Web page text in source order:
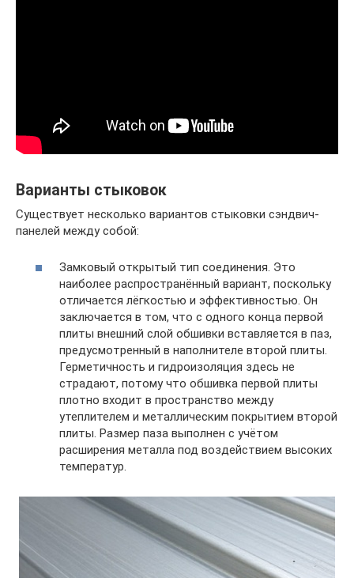
Варианты стыковок
Существует несколько вариантов стыковки сэндвич-
панелей между собой:
Замковый открытый тип соединения. Это
наиболее распространённый вариант, поскольку
отличается лёгкостью и эффективностью. Он
заключается в том, что с одного конца первой
плиты внешний слой обшивки вставляется в паз,
предусмотренный в наполнителе второй плиты.
Герметичность и гидроизоляция здесь не
страдают, потому что обшивка первой плиты
плотно входит в пространство между
утеплителем и металлическим покрытием второй
плиты. Размер паза выполнен с учётом
расширения металла под воздействием высоких
температур.